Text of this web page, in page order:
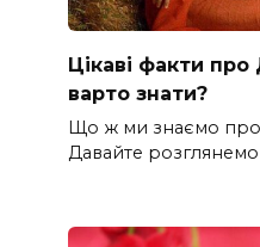
Цікаві факти про
варто знати?
Що ж ми знаємо про
Давайте розглянемо